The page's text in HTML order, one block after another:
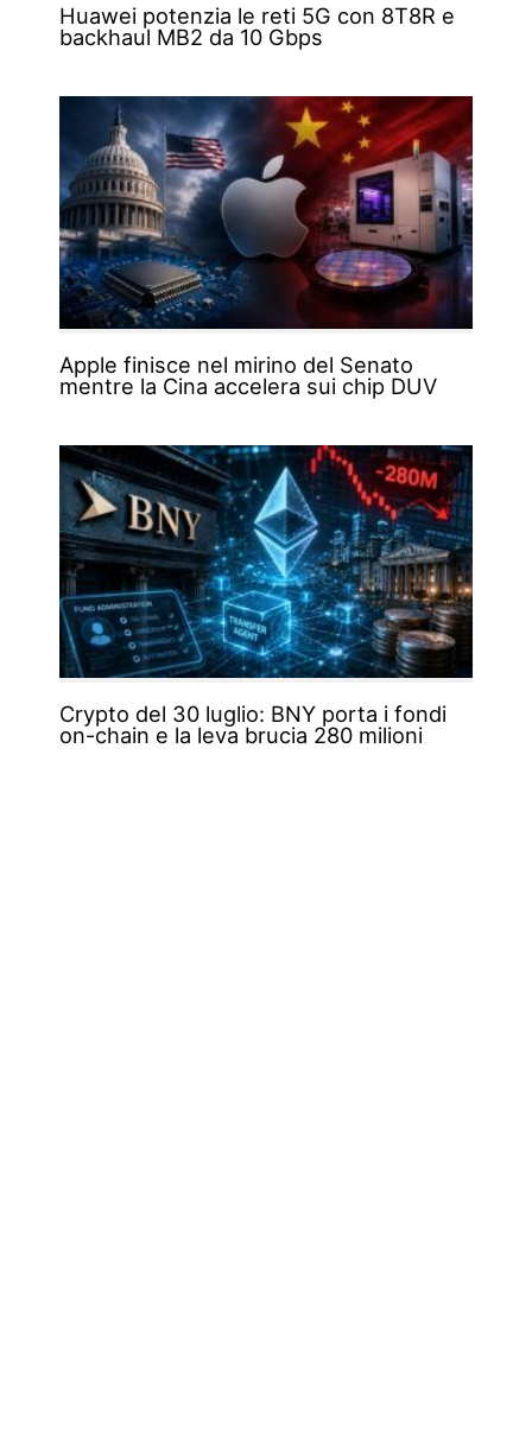
Huawei potenzia le reti 5G con 8T8R e
backhaul MB2 da 10 Gbps
Apple finisce nel mirino del Senato
mentre la Cina accelera sui chip DUV
Crypto del 30 luglio: BNY porta i fondi
on-chain e la leva brucia 280 milioni